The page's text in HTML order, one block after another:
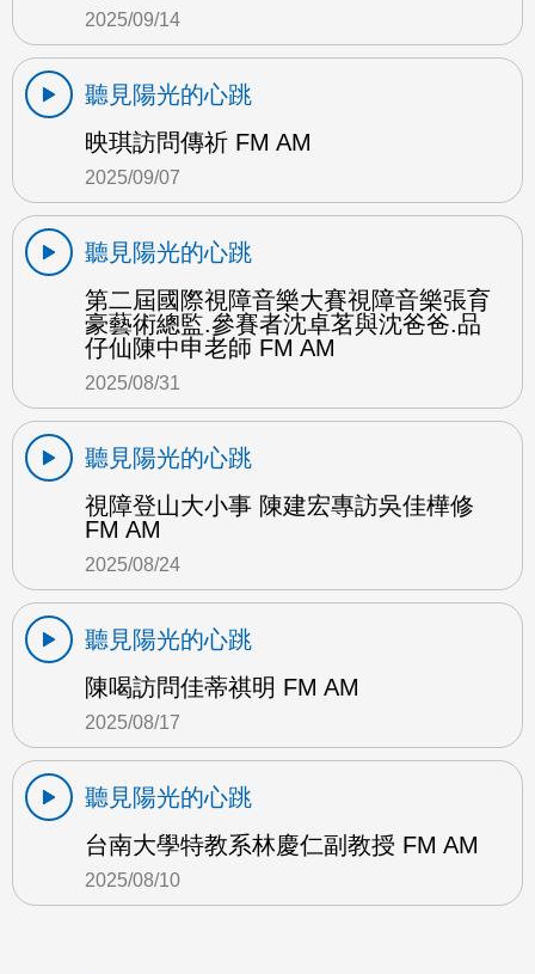
2025/09/14
聽見陽光的心跳
映琪訪問傳祈 FM AM
2025/09/07
聽見陽光的心跳
第二屆國際視障音樂大賽視障音樂張育
豪藝術總監.參賽者沈卓茗與沈爸爸.品
仔仙陳中申老師 FM AM
2025/08/31
聽見陽光的心跳
視障登山大小事 陳建宏專訪吳佳樺修
FM AM
2025/08/24
聽見陽光的心跳
陳喝訪問佳蒂祺明 FM AM
2025/08/17
聽見陽光的心跳
台南大學特教系林慶仁副教授 FM AM
2025/08/10